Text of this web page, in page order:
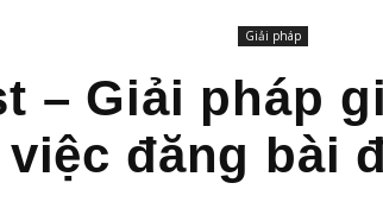
Giải pháp
– Giải pháp
việc đăng bài